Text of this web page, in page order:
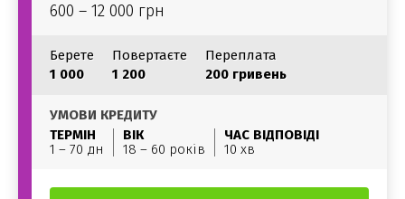
600 – 12 000 грн
Берете
1 000
Повертаєте
1 200
Переплата
200 гривень
УМОВИ КРЕДИТУ
ТЕРМІН
1 – 70 дн
ВІК
18 – 60 років
ЧАС ВІДПОВІДІ
10 хв